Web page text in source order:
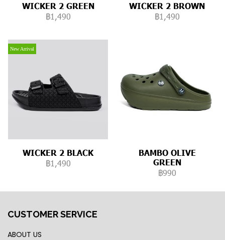
WICKER 2 GREEN
฿1,490
WICKER 2 BROWN
฿1,490
New Arrival
WICKER 2 BLACK
฿1,490
BAMBO OLIVE
GREEN
฿990
CUSTOMER SERVICE
ABOUT US